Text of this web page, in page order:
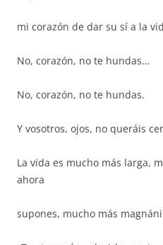
mi corazón de dar su sí a la
No, corazón, no te hundas…
No, corazón, no te hundas.
Y vosotros, ojos, no queráis
La vida es mucho más larga,
ahora
supones, mucho más